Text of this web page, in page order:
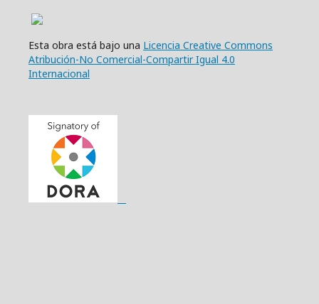
Esta obra está bajo una Licencia Creative Commons
Atribución-No Comercial-Compartir Igual 4.0
Internacional